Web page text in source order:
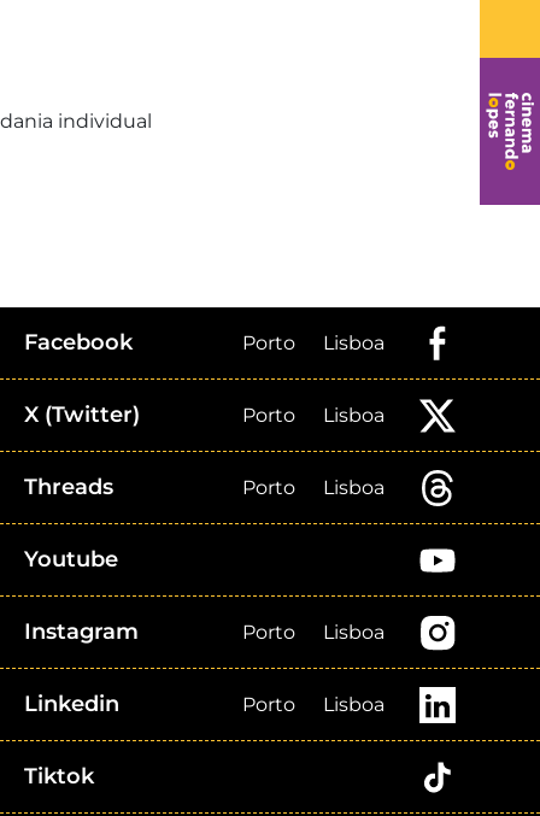
individual
Facebook Porto Lisboa
X (Twitter) Porto Lisboa
Threads Porto Lisboa
Youtube
Instagram Porto Lisboa
Linkedin Porto Lisboa
Tiktok